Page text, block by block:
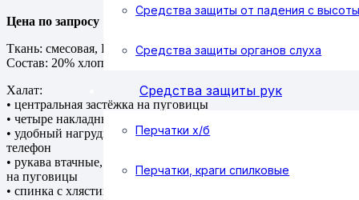
Средства защиты от падения с высоты
Средства защиты органов слуха
Средства защиты рук
Перчатки х/б
Перчатки, краги спилковые
Цена по запросу
Ткань: смесовая, ВО отделка
Состав: 20% хлопок, 80% полиэфир, плотность 200 г/м²
Халат:
• центральная застёжка на пуговицы
• четыре накладных кармана
• удобный нагрудный карман под мобильный
телефон
• рукава втачные, с манжетами, застёгивающимися
на пуговицы
• спинка с хлястиком по линии талии